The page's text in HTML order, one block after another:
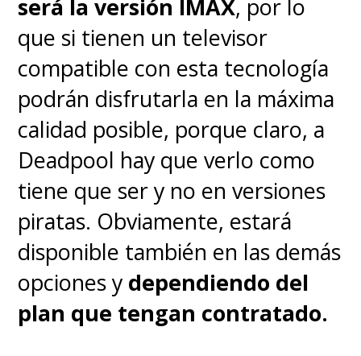
será la versión IMAX, por lo
que si tienen un televisor
compatible con esta tecnología
podrán disfrutarla en la máxima
calidad posible, porque claro, a
Deadpool hay que verlo como
tiene que ser y no en versiones
piratas. Obviamente, estará
disponible también en las demás
opciones y dependiendo del
plan que tengan contratado.